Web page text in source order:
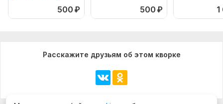
500 ₽ 500 ₽
Расскажите друзьям об этом кворке